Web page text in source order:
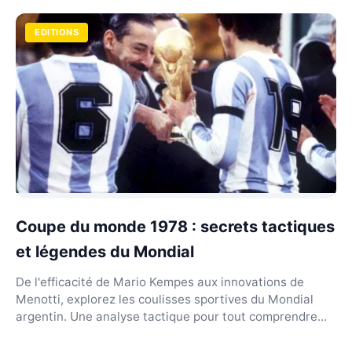
EDITIONS
Coupe du monde 1978 : secrets tactiques
et légendes du Mondial
De l'efficacité de Mario Kempes aux innovations de
Menotti, explorez les coulisses sportives du Mondial
argentin. Une analyse tactique pour tout comprendre...